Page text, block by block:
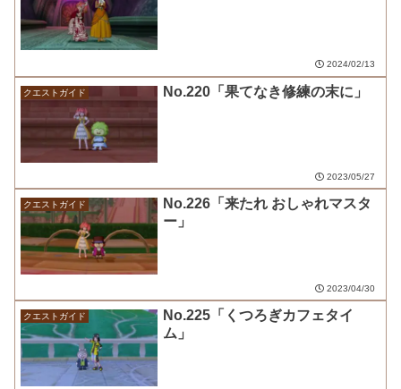
2024/02/13
クエストガイド No.220「果てなき修練の末に」
2023/05/27
クエストガイド
No.226「来たれ おしゃれマスタ
ー」
2023/04/30
クエストガイド
No.225「くつろぎカフェタイ
ム」